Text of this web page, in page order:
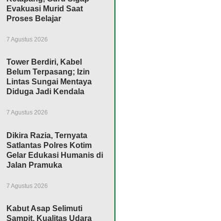
Evakuasi Murid Saat
Proses Belajar
7 Agustus 2026
Tower Berdiri, Kabel
Belum Terpasang; Izin
Lintas Sungai Mentaya
Diduga Jadi Kendala
7 Agustus 2026
Dikira Razia, Ternyata
Satlantas Polres Kotim
Gelar Edukasi Humanis di
Jalan Pramuka
7 Agustus 2026
Kabut Asap Selimuti
Sampit, Kualitas Udara